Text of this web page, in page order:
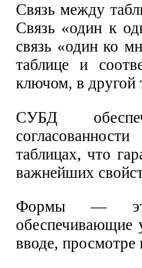
Связь между
Связь «один к
связь «один ко
таблице и
ключом, в другой
СУБД
таблицах, что
важнейших
Формы — это
обеспечивающие
вводе,